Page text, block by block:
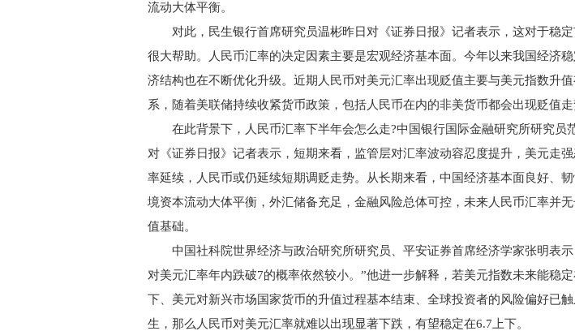
流动大体平衡。
对此，民生银行首席研究员温彬昨日对《证券日报》记者表示，这对于稳定
很大帮助。人民币汇率的决定因素主要是宏观经济基本面。今年以来我国经济
济结构也在不断优化升级。近期人民币对美元汇率出现贬值主要与美元指数升
系，随着美联储持续收紧货币政策，包括人民币在内的非美货币都会出现贬值走
在此背景下，人民币汇率下半年会怎么走?中国银行国际金融研究所研究员
对《证券日报》记者表示，短期来看，监管层对汇率波动容忍度提升，美元走
率延续，人民币或仍延续短期调贬走势。从长期来看，中国经济基本面良好、
境资本流动大体平衡，外汇储备充足，金融风险总体可控，未来人民币汇率并
值基础。
中国社科院世界经济与政治研究所研究员、平安证券首席经济学家张明表示
对美元汇率年内跌破7的概率依然较小。”他进一步解释，若美元指数未来能稳定
下、美元对新兴市场国家货币的升值过程基本结束、全球投资者的风险偏好已
生，那么人民币对美元汇率就难以出现显著下跌，有望稳定在6.7上下。